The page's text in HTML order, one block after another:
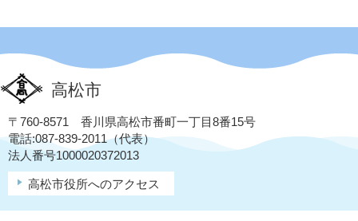
高松市
〒760-8571 香川県高松市番町一丁目8番15号
電話:087-839-2011（代表）
法人番号1000020372013
高松市役所へのアクセス